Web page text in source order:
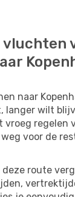
naar
langer wilt
vroeg regelen
voor de
deze route